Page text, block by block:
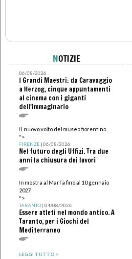
NOTIZIE
06/08/2026
I Grandi Maestri: da Caravaggio
a Herzog, cinque appuntamenti
al cinema con i giganti
dell'immaginario
Il nuovo volto del museo fiorentino
">
FIRENZE| 06/08/2026
Nel futuro degli Uffizi. Tra due
anni la chiusura dei lavori
In mostra al MarTa fino al 10 gennaio
2027
">
TARANTO| 04/08/2026
Essere atleti nel mondo antico. A
Taranto, per i Giochi del
Mediterraneo
LEGGI TUTTO >